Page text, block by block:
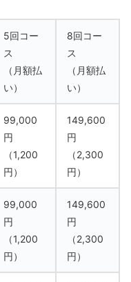
5回コー
ス
（月額払
い）
8回コー
ス
（月額払
い）
99,000
円
（1,200
円）
149,600
円
（2,300
円）
99,000
円
（1,200
円）
149,600
円
（2,300
円）